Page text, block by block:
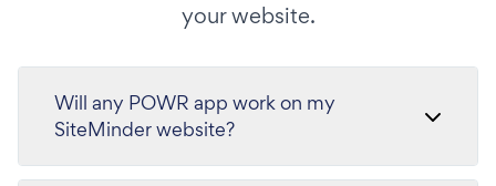
your website.
Will any POWR app work on my
SiteMinder website?